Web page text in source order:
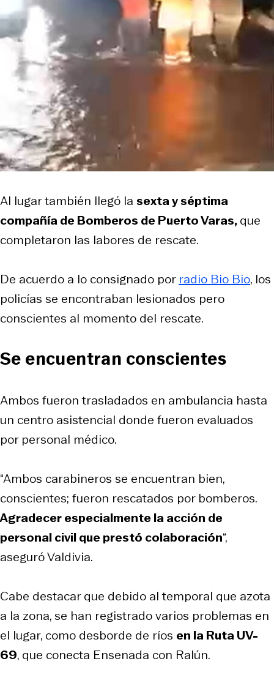
Al lugar también llegó la sexta y séptima
compañía de Bomberos de Puerto Varas,que
completaron las labores de rescate.
De acuerdo a lo consignado por radio Bio Bio, los
policías se encontraban lesionados pero
conscientes al momento del rescate.
Se encuentran conscientes
Ambos fueron trasladados en ambulancia hasta
un centro asistencial donde fueron evaluados
por personal médico.
“Ambos carabineros se encuentran bien,
conscientes; fueron rescatados por bomberos.
Agradecer especialmente la acción de
personal civil que prestó colaboración“,
aseguró Valdivia.
Cabe destacar que debido al temporal que azota
a la zona, se han registrado varios problemas en
el lugar, como desborde de ríos en la Ruta UV-
69, que conecta Ensenada con Ralún.